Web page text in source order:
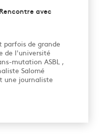
avec
de grande
de l'université
mutation ASBL ,
Salomé
une journaliste